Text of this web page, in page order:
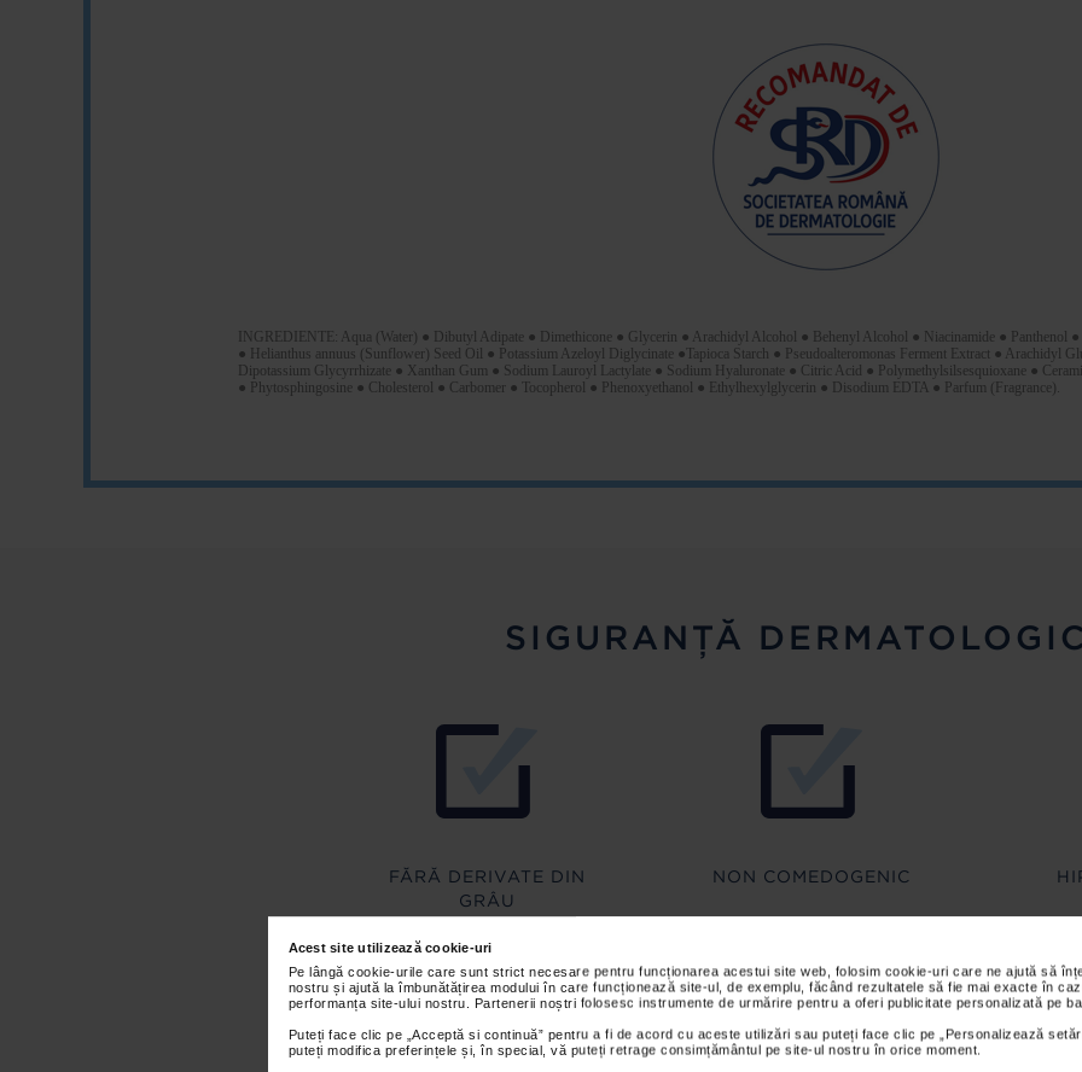
Acest site utilizează cookie-uri
Pe lângă cookie-urile care sunt strict necesare pentru funcționarea acestui site web, folosim cookie-uri care ne ajută să
nostru și ajută la îmbunătățirea modului în care funcționează site-ul, de exemplu, făcând rezultatele să fie mai exacte în
performanța site-ului nostru. Partenerii noștri folosesc instrumente de urmărire pentru a oferi publicitate personalizată pe
Puteți face clic pe „Acceptă si continuă” pentru a fi de acord cu aceste utilizări sau puteți face clic pe „Personalizează
puteți modifica preferințele și, în special, vă puteți retrage consimțământul pe site-ul nostru în orice moment.
INGREDIENTE: Aqua (Water) ● Dibutyl Adipate ● Dimethicone ● Glycerin ● Arachidyl Alcohol ● Behenyl Alcohol ● Niacinamide ● Panthenol ●
● Helianthus annuus (Sunflower) Seed Oil ● Potassium Azeloyl Diglycinate ●Tapioca Starch ● Pseudoalteromonas Ferment Extract ● Arachidyl
Dipotassium Glycyrrhizate ● Xanthan Gum ● Sodium Lauroyl Lactylate ● Sodium Hyaluronate ● Citric Acid ● Polymethylsilsesquioxane ●
● Phytosphingosine ● Cholesterol ● Carbomer ● Tocopherol ● Phenoxyethanol ● Ethylhexylglycerin ● Disodium EDTA ● Parfum (Fragrance).
SIGURANȚĂ
FĂRĂ DERIVATE DIN
GRÂU
NON COMEDOGENIC